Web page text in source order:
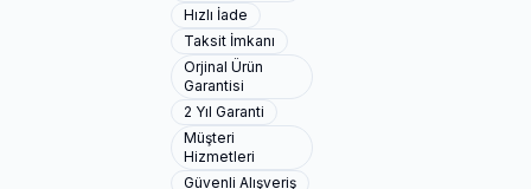
Hızlı İade
Taksit İmkanı
Orjinal Ürün
Garantisi
2 Yıl Garanti
Müşteri
Hizmetleri
Güvenli Alışveriş